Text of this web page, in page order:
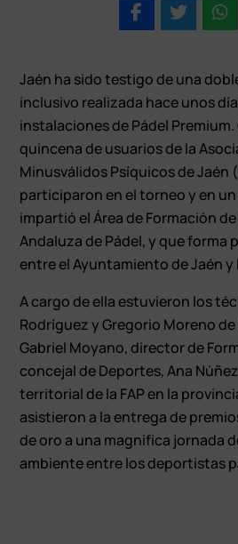
Jaén ha sido testigo de una
inclusivo realizada hace unos
instalaciones de Pádel Premium.
quincena de usuarios de la
Minusválidos Psíquicos de Jaén
participaron en el torneo y en
impartió el Área de Formación
Andaluza de Pádel, y que forma
entre el Ayuntamiento de Jaén y
A cargo de ella estuvieron los
Rodríguez y Gregorio Moreno
Gabriel Moyano, director de
concejal de Deportes, Ana
territorial de la FAP en la
asistieron a la entrega de
de oro a una magnifica jornada
ambiente entre los deportistas